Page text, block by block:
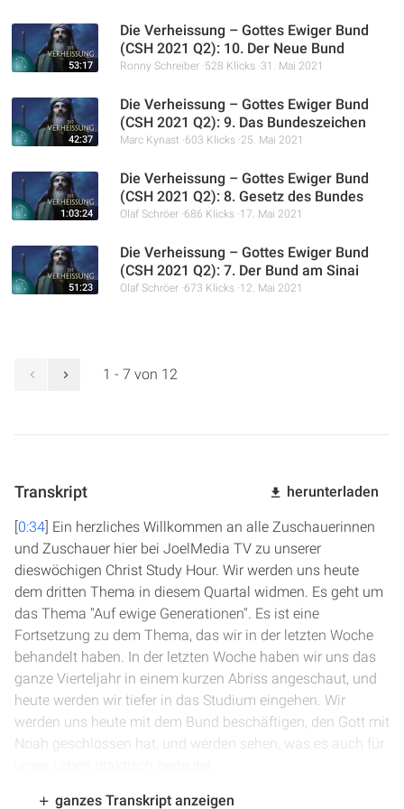
53:17
Die Verheissung – Gottes Ewiger Bund
(CSH 2021 Q2): 10. Der Neue Bund
Ronny Schreiber 528 Klicks 31. Mai 2021
42:37
Die Verheissung – Gottes Ewiger Bund
(CSH 2021 Q2): 9. Das Bundeszeichen
Marc Kynast 603 Klicks 25. Mai 2021
1:03:24
Die Verheissung – Gottes Ewiger Bund
(CSH 2021 Q2): 8. Gesetz des Bundes
Olaf Schröer 686 Klicks 17. Mai 2021
51:23
Die Verheissung – Gottes Ewiger Bund
(CSH 2021 Q2): 7. Der Bund am Sinai
Olaf Schröer 673 Klicks 12. Mai 2021
1 - 7 von 12
Transkript herunterladen
[0:34] Ein herzliches Willkommen an alle Zuschauerinnen
und Zuschauer hier bei JoelMedia TV zu unserer
dieswöchigen Christ Study Hour. Wir werden uns heute
dem dritten Thema in diesem Quartal widmen. Es geht um
das Thema "Auf ewige Generationen". Es ist eine
Fortsetzung zu dem Thema, das wir in der letzten Woche
behandelt haben. In der letzten Woche haben wir uns das
ganze Vierteljahr in einem kurzen Abriss angeschaut, und
heute werden wir tiefer in das Studium eingehen. Wir
werden uns heute mit dem Bund beschäftigen, den Gott mit
Noah geschlossen hat, und werden sehen, was es auch für
ganzes Transkript anzeigen